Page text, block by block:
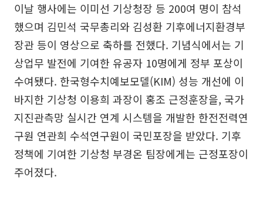
이날 행사에는 이미선 기상청장 등 200여 명이 참석
했으며 김민석 국무총리와 김성환 기후에너지환경부
장관 등이 영상으로 축하를 전했다. 기념식에서는 기
상업무 발전에 기여한 유공자 10명에게 정부 포상이
수여됐다. 한국형수치예보모델(KIM) 성능 개선에 이
바지한 기상청 이용희 과장이 홍조 근정훈장을, 국가
지진관측망 실시간 연계 시스템을 개발한 한전전력연
구원 연관희 수석연구원이 국민포장을 받았다. 기후
정책에 기여한 기상청 부경온 팀장에게는 근정포장이
주어졌다.